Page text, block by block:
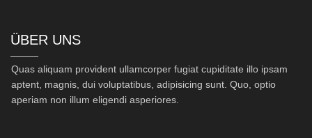
ÜBER UNS
Quas aliquam provident ullamcorper fugiat cupiditate illo ipsam
aptent, magnis, dui voluptatibus, adipisicing sunt. Quo, optio
aperiam non illum eligendi asperiores.